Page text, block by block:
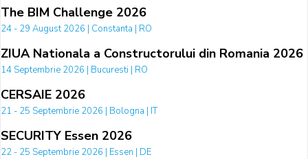
The BIM Challenge 2026
24 - 29 August 2026 | Constanta | RO
ZIUA Nationala a Constructorului din Romania 2026
14 Septembrie 2026 | Bucuresti | RO
CERSAIE 2026
21 - 25 Septembrie 2026 | Bologna | IT
SECURITY Essen 2026
22 - 25 Septembrie 2026 | Essen | DE